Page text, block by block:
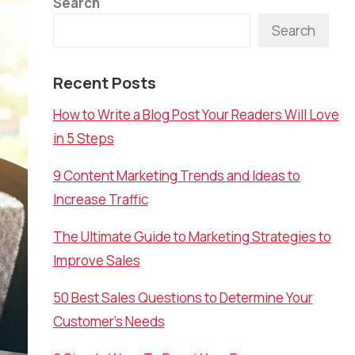
Search
Recent Posts
How to Write a Blog Post Your Readers Will Love
in 5 Steps
9 Content Marketing Trends and Ideas to
Increase Traffic
The Ultimate Guide to Marketing Strategies to
Improve Sales
50 Best Sales Questions to Determine Your
Customer’s Needs